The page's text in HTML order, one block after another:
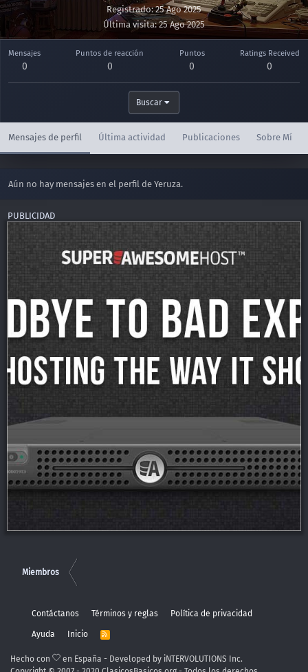
Registrado 25 Ago 2025
Última visita 25 Ago 2025
Mensajes
0
Puntos de reacción
0
Puntos
0
Ratings Received
0
Buscar
Mensajes de perfil Última actividad Publicaciones Sobre Mí
Aún no hay mensajes en el perfil de Yeruza.
Miembros
Contáctanos Términos y reglas Política de privacidad
Ayuda Inicio
R
S
Hecho con
en España - Developed by iNTERVOLUTIONS Inc.